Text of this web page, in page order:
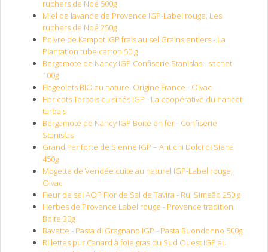
ruchers de Noé 500g
Miel de lavande de Provence IGP-Label rouge, Les
ruchers de Noé 250g
Poivre de Kampot IGP frais au sel Grains entiers - La
Plantation tube carton 50 g
Bergamote de Nancy IGP Confiserie Stanislas - sachet
100g
Flageolets BIO au naturel Origine France - Olvac
Haricots Tarbais cuisinés IGP - La coopérative du haricot
tarbais
Bergamote de Nancy IGP Boite en fer - Confiserie
Stanislas
Grand Panforte de Sienne IGP – Antichi Dolci di Siena
450g
Mogette de Vendée cuite au naturel IGP-Label rouge,
Olvac
Fleur de sel AOP Flor de Sal de Tavira - Rui Simeão 250 g
Herbes de Provence Label rouge - Provence tradition
Boite 30g
Bavette - Pasta di Gragnano IGP - Pasta Buondonno 500g
Rillettes pur Canard à foie gras du Sud Ouest IGP au